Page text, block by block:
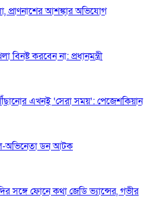
প্রাণনাশের আশঙ্কার অভিযোগ
বিনষ্ট করবেন না: প্রধানমন্ত্রী
এখনই ‘সেরা সময়’: পেজেশকিয়ান
অভিনেতা ডন আটক
সঙ্গে ফোনে কথা জেডি ভ্যান্সের, গভীর